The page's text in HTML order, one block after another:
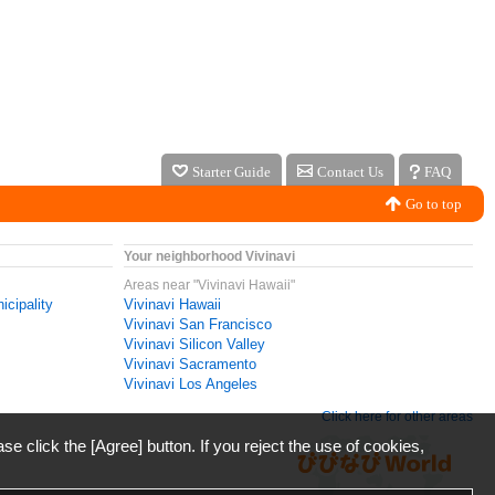
Starter Guide Contact Us
FAQ
Go to top
Your neighborhood Vivinavi
Areas near "Vivinavi Hawaii"
Vivinavi Hawaii
Vivinavi San Francisco
Vivinavi Silicon Valley
Vivinavi Sacramento
Vivinavi Los Angeles
Click here for other areas
click the [Agree] button. If you reject the use of cookies,